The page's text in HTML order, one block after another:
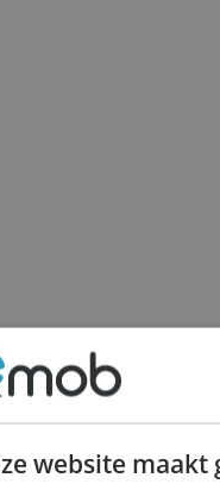
website